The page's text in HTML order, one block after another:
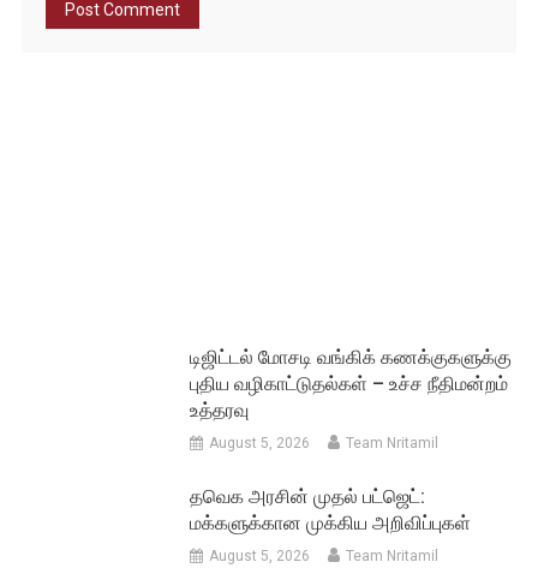
டிஜிட்டல் மோசடி வங்கிக் கணக்குகளுக்கு
புதிய வழிகாட்டுதல்கள் – உச்ச நீதிமன்றம்
உத்தரவு
August 5, 2026 Team Nritamil
தவெக அரசின் முதல் பட்ஜெட்:
மக்களுக்கான முக்கிய அறிவிப்புகள்
August 5, 2026 Team Nritamil